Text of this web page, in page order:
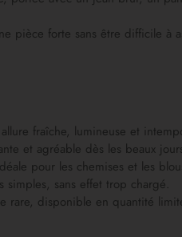
pièce forte sans être difficile
fraîche, lumineuse et
et agréable dès les beaux
pour les chemises et les
simples, sans effet trop chargé.
rare, disponible en quantité